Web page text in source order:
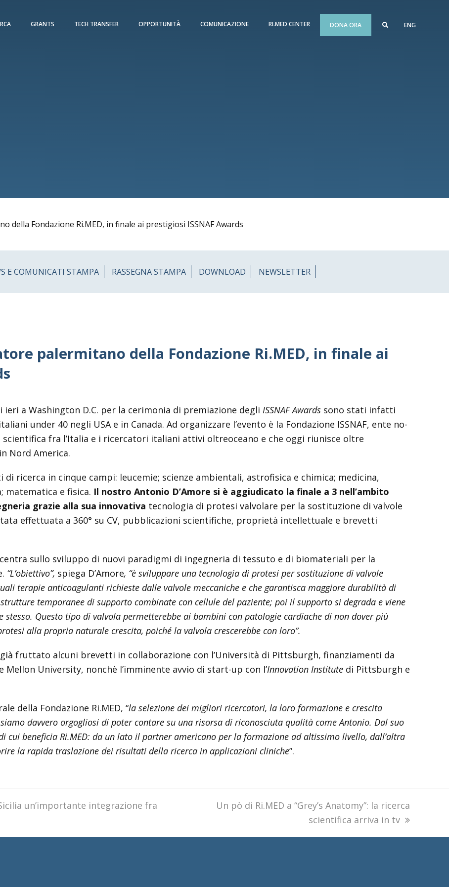
GRANTS TECH TRANSFER OPPORTUNITÀ COMUNICAZIONE RI.MED CENTER DONA ORA ENG
della Fondazione Ri.MED, in finale ai prestigiosi ISSNAF Awards
E COMUNICATI STAMPA RASSEGNA STAMPA DOWNLOAD NEWSLETTER
palermitano della Fondazione Ri.MED, in finale ai
a Washington D.C. per la cerimonia di premiazione degli ISSNAF Awards sono stati infatti
under 40 negli USA e in Canada. Ad organizzare l’evento è la Fondazione ISSNAF, ente no-
scientifica fra l’Italia e i ricercatori italiani attivi oltreoceano e che oggi riunisce oltre
Nord America.
ricerca in cinque campi: leucemie; scienze ambientali, astrofisica e chimica; medicina,
matematica e fisica. Il nostro Antonio D’Amore si è aggiudicato la finale a 3 nell’ambito
grazie alla sua innovativa tecnologia di protesi valvolare per la sostituzione di valvole
effettuata a 360° su CV, pubblicazioni scientifiche, proprietà intellettuale e brevetti
sullo sviluppo di nuovi paradigmi di ingegneria di tessuto e di biomateriali per la
“L’obiettivo”, spiega D’Amore, “è sviluppare una tecnologia di protesi per sostituzione di valvole
terapie anticoagulanti richieste dalle valvole meccaniche e che garantisca maggiore durabilità di
temporanee di supporto combinate con cellule del paziente; poi il supporto si degrada e viene
Questo tipo di valvola permetterebbe ai bambini con patologie cardiache di non dover più
alla propria naturale crescita, poiché la valvola crescerebbe con loro”.
fruttato alcuni brevetti in collaborazione con l’Università di Pittsburgh, finanziamenti da
Mellon University, nonchè l’imminente avvio di start-up con l’Innovation Institute di Pittsburgh e
della Fondazione Ri.MED, “la selezione dei migliori ricercatori, la loro formazione e crescita
davvero orgogliosi di poter contare su una risorsa di riconosciuta qualità come Antonio. Dal suo
cui beneficia Ri.MED: da un lato il partner americano per la formazione ad altissimo livello, dall’altra
la rapida traslazione dei risultati della ricerca in applicazioni cliniche”.
Sicilia un’importante integrazione fra
next
Un pò di Ri.MED a “Grey’s Anatomy”: la ricerca
scientifica arriva in tv